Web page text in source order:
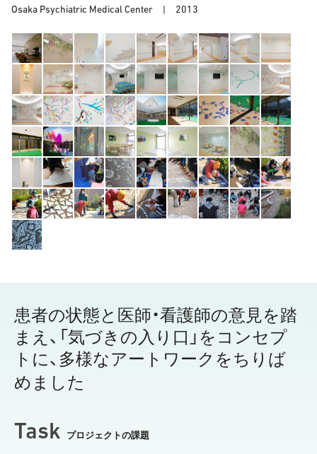
Osaka Psychiatric Medical Center | 2013
患者の状態と医師・看護師の意見を踏
まえ、「気づきの入り口」をコンセプ
トに、多様なアートワークをちりば
めました
Task プロジェクトの課題